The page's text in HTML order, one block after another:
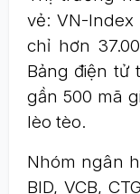
vẻ: VN-Index
chỉ hơn
Bảng điện tử
gần 500 mã
lèo tèo.
Nhóm ngân
BID, VCB,